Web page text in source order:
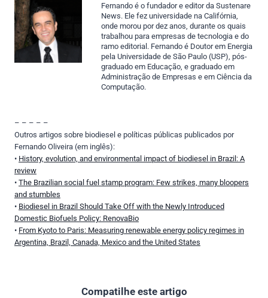
Fernando é o fundador e editor da Sustenare
News. Ele fez universidade na Califórnia,
onde morou por dez anos, durante os quais
trabalhou para empresas de tecnologia e do
ramo editorial. Fernando é Doutor em Energia
pela Universidade de São Paulo (USP) pós-
graduado em Educação , e graduado em
Administração de Empresas e em Ciência da
Computação.
– – – – –
Outros artigos sobre biodiesel e políticas públicas publicados por
Fernando Oliveira (em inglês):
• History, evolution, and environmental impact of biodiesel in Brazil: A
review
• The Brazilian social fuel stamp program: Few strikes, many bloopers
and stumbles
• Biodiesel in Brazil Should Take Off with the Newly Introduced
Domestic Biofuels Policy: RenovaBio
• From Kyoto to Paris: Measuring renewable energy policy regimes in
Argentina, Brazil, Canada, Mexico and the United States
Compatilhe este artigo